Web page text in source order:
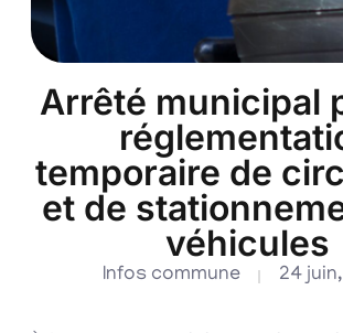
Arrêté municipal
temporaire de
et de
véhicules
Infos commune 24